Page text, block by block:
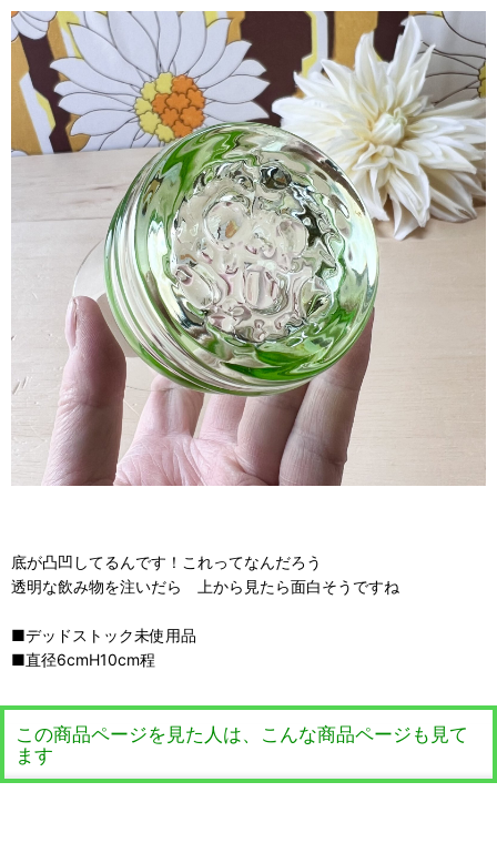
底が凸凹してるんです！これってなんだろう
透明な飲み物を注いだら 上から見たら面白そうですね
■デッドストック未使用品
■直径6cmH10cm程
この商品ページを見た人は、こんな商品ページも見て
ます